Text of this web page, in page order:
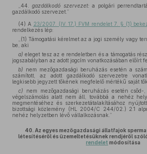
„44.gazdálkodó szervezet: a polgári
gazdálkodó szervezet.”
(4) A 23/2007. (IV. 17.) FVM rendelet 7. § (1)
rendelkezés lép:
„(1) Támogatási kérelmet az a jogi személy vagy
be, aki
a) eleget tesz az e rendeletben és a támogatás
jogszabályban az adott jogcím vonatkozásában előírt
b) nem mezőgazdasági beruházás esetén a
számított, az adott gazdálkodó szervezetre
legkisebb jegyzett tőkének megfelelő mértékű saját
c) nem mezőgazdasági beruházás esetén
végelszámolás alatt nem áll, továbbá a nehéz
megmentéséhez és szerkezetátalakításához
bizottsági közlemény (HL 2004/C 244/02.) 2.1
nehéz helyzetben lévő vállalkozásnak.”
40. Az egyes mezőgazdasági állatfajok
létesítéséről és üzemeltetésüknek rendjéről
rendelet módosítása